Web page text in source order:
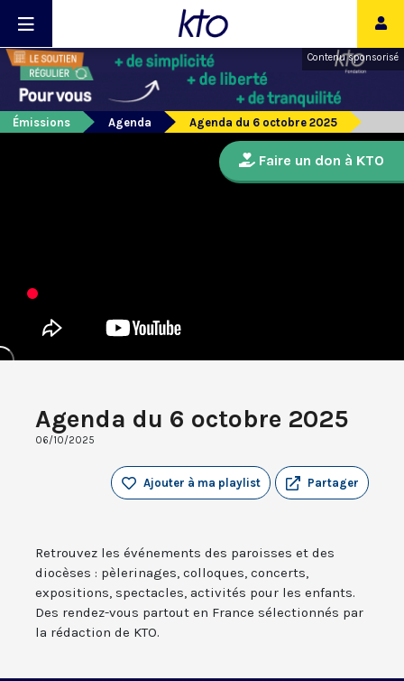
Contenu sponsorisé
Émissions Agenda Agenda du 6 octobre 2025
Agenda du 6 octobre 2025
06/10/2025
Partager
Ajouter à ma playlist
Retrouvez les événements des paroisses et des
diocèses : pèlerinages, colloques, concerts,
expositions, spectacles, activités pour les enfants.
Des rendez-vous partout en France sélectionnés par
la rédaction de KTO.
Faire un don à KTO